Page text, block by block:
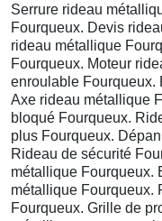
Serrure rideau
Fourqueux. Devis
rideau métallique
Fourqueux. Moteur
enroulable Fourqueux.
Axe rideau métallique
bloqué Fourqueux.
plus Fourqueux.
Rideau de sécurité
métallique Fourqueux.
métallique Fourqueux.
Fourqueux. Grille de